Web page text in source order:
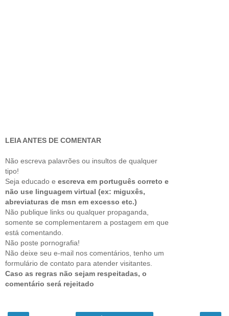
LEIA ANTES DE COMENTAR
Não escreva palavrões ou insultos de qualquer
tipo!
Seja educado e escreva em português correto e
não use linguagem virtual (ex: miguxês,
abreviaturas de msn em excesso etc.)
Não publique links ou qualquer propaganda,
somente se complementarem a postagem em que
está comentando.
Não poste pornografia!
Não deixe seu e-mail nos comentários, tenho um
formulário de contato para atender visitantes.
Caso as regras não sejam respeitadas, o
comentário será rejeitado